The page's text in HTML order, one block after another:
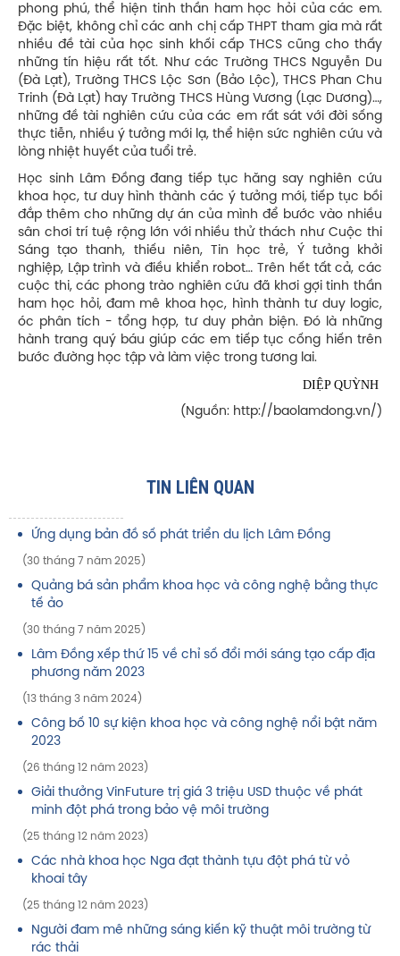
phong phú, thể hiện tinh thần ham học hỏi của các em.
Đặc biệt, không chỉ các anh chị cấp THPT tham gia mà rất
nhiều đề tài của học sinh khối cấp THCS cũng cho thấy
những tín hiệu rất tốt. Như các Trường THCS Nguyễn Du
(Đà Lạt), Trường THCS Lộc Sơn (Bảo Lộc), THCS Phan Chu
Trinh (Đà Lạt) hay Trường THCS Hùng Vương (Lạc Dương)…,
những đề tài nghiên cứu của các em rất sát với đời sống
thực tiễn, nhiều ý tưởng mới lạ, thể hiện sức nghiên cứu và
lòng nhiệt huyết của tuổi trẻ.
Học sinh Lâm Đồng đang tiếp tục hăng say nghiên cứu
khoa học, tư duy hình thành các ý tưởng mới, tiếp tục bồi
đắp thêm cho những dự án của mình để bước vào nhiều
sân chơi trí tuệ rộng lớn với nhiều thử thách như Cuộc thi
Sáng tạo thanh, thiếu niên, Tin học trẻ, Ý tưởng khởi
nghiệp, Lập trình và điều khiển robot… Trên hết tất cả, các
cuộc thi, các phong trào nghiên cứu đã khơi gợi tinh thần
ham học hỏi, đam mê khoa học, hình thành tư duy logic,
óc phân tích - tổng hợp, tư duy phản biện. Đó là những
hành trang quý báu giúp các em tiếp tục cống hiến trên
bước đường học tập và làm việc trong tương lai.
DIỆP QUỲNH
(Nguồn: http://baolamdong.vn/)
TIN LIÊN QUAN
Ứng dụng bản đồ số phát triển du lịch Lâm Đồng
(30 tháng 7 năm 2025)
Quảng bá sản phẩm khoa học và công nghệ bằng thực
tế ảo
(30 tháng 7 năm 2025)
Lâm Đồng xếp thứ 15 về chỉ số đổi mới sáng tạo cấp địa
phương năm 2023
(13 tháng 3 năm 2024)
Công bố 10 sự kiện khoa học và công nghệ nổi bật năm
2023
(26 tháng 12 năm 2023)
Giải thưởng VinFuture trị giá 3 triệu USD thuộc về phát
minh đột phá trong bảo vệ môi trường
(25 tháng 12 năm 2023)
Các nhà khoa học Nga đạt thành tựu đột phá từ vỏ
khoai tây
(25 tháng 12 năm 2023)
Người đam mê những sáng kiến kỹ thuật môi trường từ
rác thải